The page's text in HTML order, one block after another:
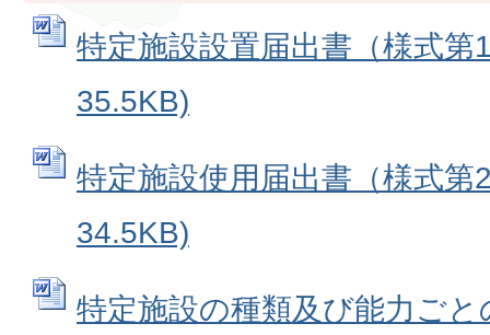
特定施設設置届出書（様式
35.5KB)
特定施設使用届出書（様式
34.5KB)
特定施設の種類及び能力ご